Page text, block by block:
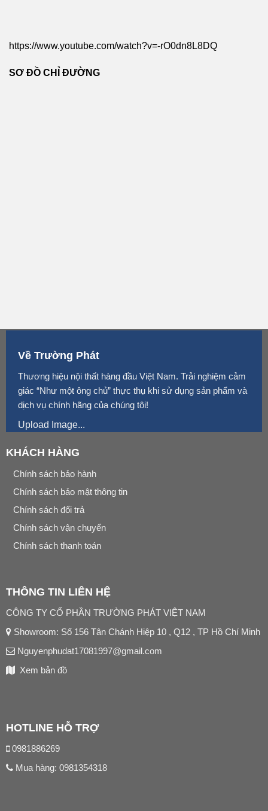
https://www.youtube.com/watch?v=-rO0dn8L8DQ
SƠ ĐỒ CHỈ ĐƯỜNG
Về Trường Phát
Thương hiệu nội thất hàng đầu Việt Nam. Trải nghiệm cảm
giác “Như một ông chủ” thực thụ khi sử dụng sản phẩm và
dịch vụ chính hãng của chúng tôi!
Upload Image...
KHÁCH HÀNG
Chính sách bảo hành
Chính sách bảo mật thông tin
Chính sách đổi trả
Chính sách vận chuyển
Chính sách thanh toán
THÔNG TIN LIÊN HỆ
CÔNG TY CỔ PHẦN TRƯỜNG PHÁT VIỆT NAM
Showroom: Số 156 Tân Chánh Hiệp 10 , Q12 , TP Hồ Chí Minh
Nguyenphudat17081997@gmail.com
Xem bản đồ
HOTLINE HỖ TRỢ
0981886269
Mua hàng: 0981354318